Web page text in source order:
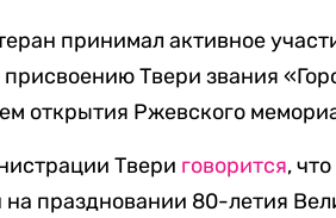
принимал активное
Твери звания
открытия Ржевского
Твери говорится,
на праздновании 80-летия